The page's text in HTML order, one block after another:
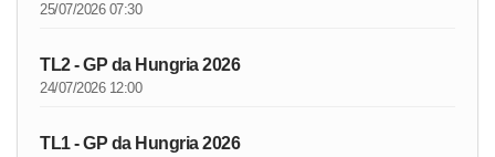
25/07/2026 07:30
TL2 - GP da Hungria 2026
24/07/2026 12:00
TL1 - GP da Hungria 2026